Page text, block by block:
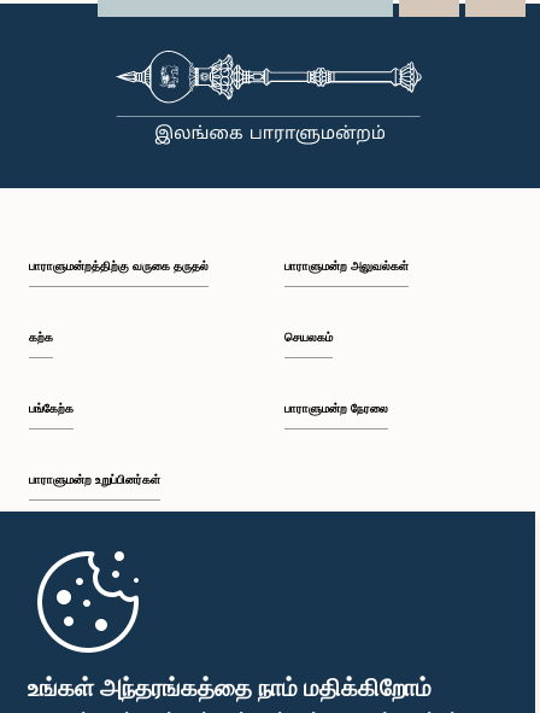
உங்கள் அந்தரங்கத்தை நாம் மதிக்கிறோம்
பாராளுமன்றத்திற்கு வருகை தருதல்
கற்க
பங்கேற்க
பாராளுமன்ற உறுப்பினர்கள்
முதற்பக்கம்
பாராளுமன்ற அலுவல்கள்
செயலகம்
பாராளுமன்ற நேரலை
பாராளுமன்ற கையடக்க செயலி